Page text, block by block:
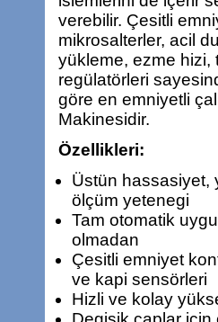
verebilir. Çesitli
mikrosalterler, acil
yükleme, ezme hizi,
regülatörleri
göre en emniyetli
Makinesidir.
Özellikleri:
Üstün hassasiyet,
ölçüm yetenegi
Tam otomatik
olmadan
Çesitli emniyet
ve kapi sensörleri
Hizli ve kolay